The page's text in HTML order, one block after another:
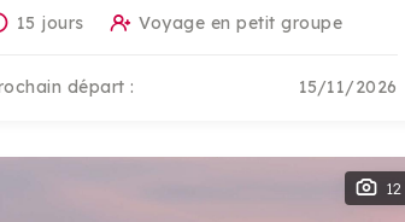
15 jours Voyage en petit groupe
départ : 15/11/2026
12